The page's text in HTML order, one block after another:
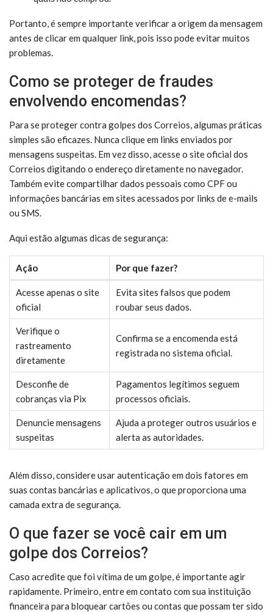
Portanto, é sempre importante verificar a origem da mensagem
antes de clicar em qualquer link, pois isso pode evitar muitos
problemas.
Como se proteger de fraudes
envolvendo encomendas?
Para se proteger contra golpes dos Correios, algumas práticas
simples são eficazes. Nunca clique em links enviados por
mensagens suspeitas. Em vez disso, acesse o site oficial dos
Correios digitando o endereço diretamente no navegador.
Também evite compartilhar dados pessoais como CPF ou
informações bancárias em sites acessados por links de e-mails
ou SMS.
Aqui estão algumas dicas de segurança:
Ação Por que fazer?
Acesse apenas o site
oficial
Evita sites falsos que podem
roubar seus dados.
Verifique o
rastreamento
diretamente
Confirma se a encomenda está
registrada no sistema oficial.
Desconfie de
cobranças via Pix
Pagamentos legítimos seguem
processos oficiais.
Denuncie mensagens
suspeitas
Ajuda a proteger outros usuários e
alerta as autoridades.
Além disso, considere usar autenticação em dois fatores em
suas contas bancárias e aplicativos, o que proporciona uma
camada extra de segurança.
O que fazer se você cair em um
golpe dos Correios?
Caso acredite que foi vítima de um golpe, é importante agir
rapidamente. Primeiro, entre em contato com sua instituição
financeira para bloquear cartões ou contas que possam ter sido